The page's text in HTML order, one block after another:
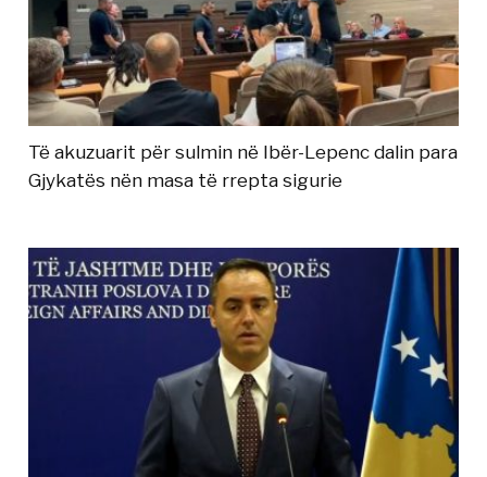
Të akuzuarit për sulmin në Ibër-Lepenc dalin para
Gjykatës nën masa të rrepta sigurie